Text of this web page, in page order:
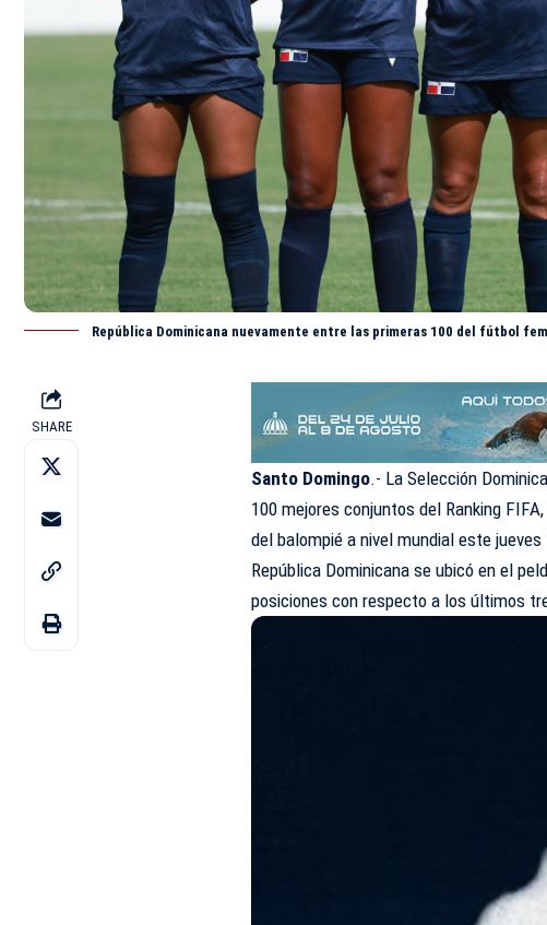
República Dominicana nuevamente entre las primeras 100 del fútbol
SHARE
Santo Domingo.- La Selección
100 mejores conjuntos del Ranking
del balompié a nivel mundial este
República Dominicana se ubicó en el
posiciones con respecto a los últimos